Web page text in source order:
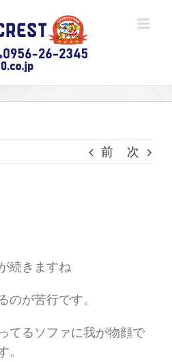
前 次
続きますね
のが苦行です。
てるソファに我が物顔で